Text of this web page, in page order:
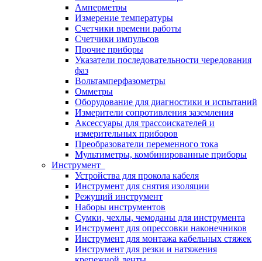
Амперметры
Измерение температуры
Счетчики времени работы
Счетчики импульсов
Прочие приборы
Указатели последовательности чередования
фаз
Вольтамперфазометры
Омметры
Оборудование для диагностики и испытаний
Измерители сопротивления заземления
Аксессуары для трассоискателей и
измерительных приборов
Преобразователи переменного тока
Мультиметры, комбинированные приборы
Инструмент
Устройства для прокола кабеля
Инструмент для снятия изоляции
Режущий инструмент
Наборы инструментов
Сумки, чехлы, чемоданы для инструмента
Инструмент для опрессовки наконечников
Инструмент для монтажа кабельных стяжек
Инструмент для резки и натяжения